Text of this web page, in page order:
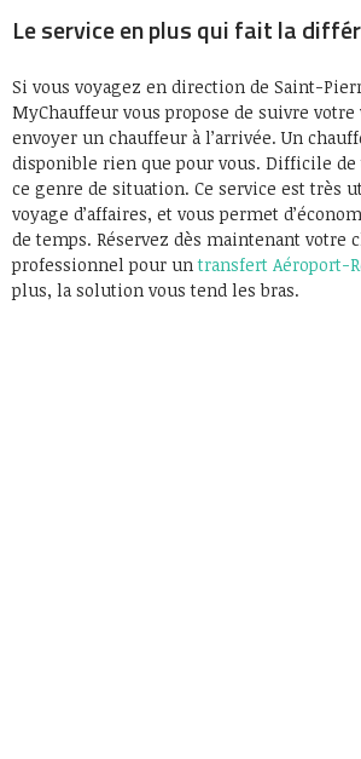
Le service en plus qui fait la
Si vous voyagez en direction de Saint-
MyChauffeur vous propose de suivre votre
envoyer un chauffeur à l’arrivée. Un
disponible rien que pour vous. Difficile de
ce genre de situation. Ce service est très
voyage d’affaires, et vous permet
de temps. Réservez dès maintenant votre
professionnel pour untransfert Aéroport-
plus, la solution vous tend les bras.